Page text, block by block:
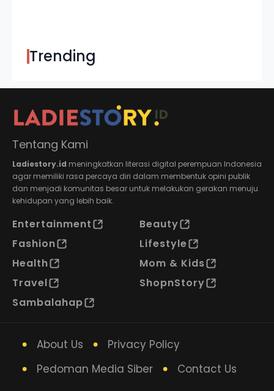
Trending
Tentang Kami
Ladiestory.id meningkatkan literasi digital perempuan Indonesia
agar memiliki rasa percaya diri dalam membentuk opini publik
dan menjadi komunitas besar untuk melakukan gerakan menuju
kehidupan yang lebih baik.
Entertainment
Beauty
Fashion
Lifestyle
Health
Mom & Kids
Travel
ShopnStory
Sambalahap
About Us
Privacy Policy
Pedoman Media Siber
Contact Us